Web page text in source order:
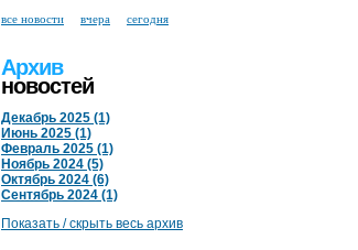
все новости вчера сегодня
Архив
новостей
Декабрь 2025 (1)
Июнь 2025 (1)
Февраль 2025 (1)
Ноябрь 2024 (5)
Октябрь 2024 (6)
Сентябрь 2024 (1)
Показать / скрыть весь архив